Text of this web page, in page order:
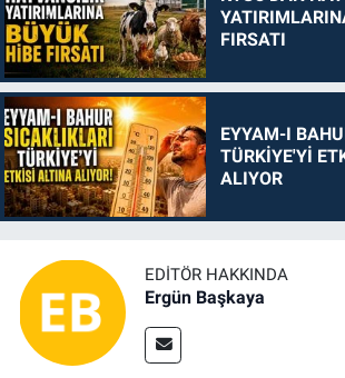
FIRSATI
EYYAM-I
TÜRKİYE'Yİ
ALIYOR
EDITÖR HAKKINDA
Ergün Başkaya